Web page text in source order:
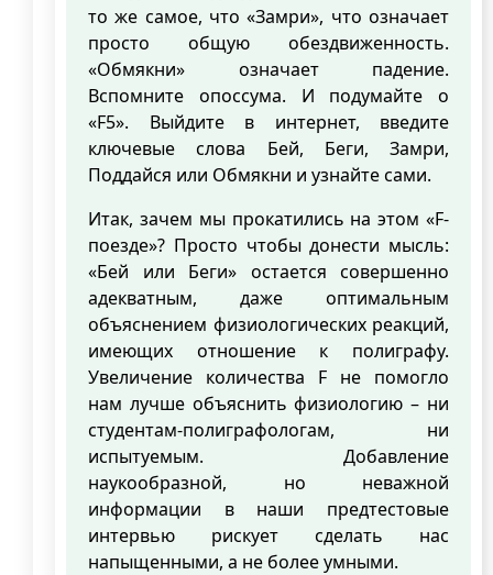
то же самое, что «Замри», что означает
просто общую обездвиженность.
«Обмякни» означает падение.
Вспомните опоссума. И подумайте о
«F5». Выйдите в интернет, введите
ключевые слова Бей, Беги, Замри,
Поддайся или Обмякни и узнайте сами.
Итак, зачем мы прокатились на этом «F-
поезде»? Просто чтобы донести мысль:
«Бей или Беги» остается совершенно
адекватным, даже оптимальным
объяснением физиологических реакций,
имеющих отношение к полиграфу.
Увеличение количества F не помогло
нам лучше объяснить физиологию – ни
студентам-полиграфологам, ни
испытуемым. Добавление
наукообразной, но неважной
информации в наши предтестовые
интервью рискует сделать нас
напыщенными, а не более умными.